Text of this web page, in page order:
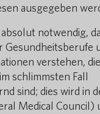
ausgegeben
notwendig,
Gesundheitsberufe
verstehen,
schlimmsten Fall
sind; dies wird in
Medical Council)